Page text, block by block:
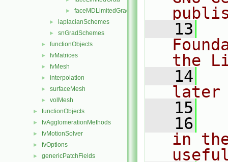
► faceMDLimitedGrad
► laplacianSchemes
► snGradSchemes
► functionObjects
► fvMatrices
► fvMesh
► interpolation
► surfaceMesh
► volMesh
► functionObjects
► fvAgglomerationMethods
► fvMotionSolver
► fvOptions
► genericPatchFields
   13
the
   14
later
   15
   16
in